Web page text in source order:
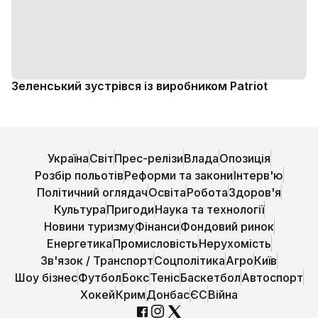
Зеленський зустрівся із виробником Patriot
УкраїнаСвітПрес-релізиВладаОпозиція
Розбір польотівРеформи та закониІнтерв'ю
Політичний оглядачОсвітаРоботаЗдоров'я
КультураПригодиНаука та технології
Новини туризмуФінансиФондовий ринок
ЕнергетикаПромисловістьНерухомість
Зв'язок / ТранспортСоцполітикаАгроКиїв
Шоу бізнесФутболБоксТенісБаскетболАвтоспорт
ХокейКримДонбасЄСВійна